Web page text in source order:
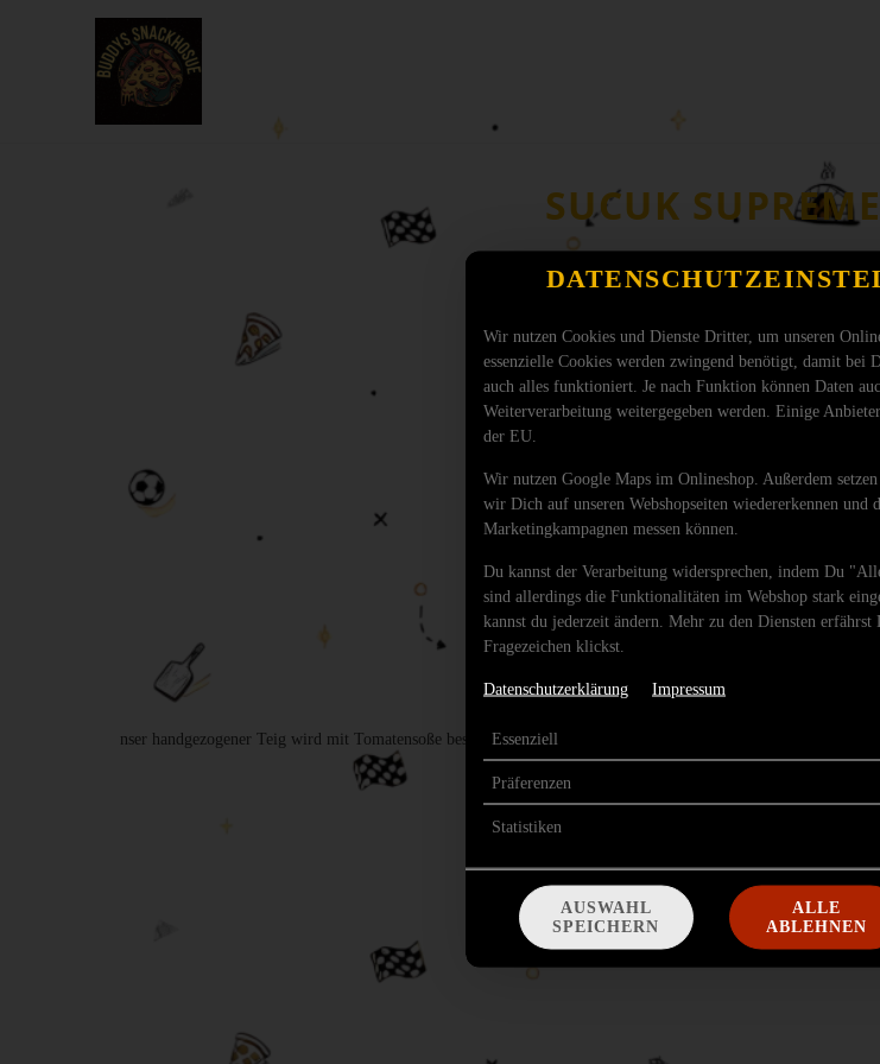
SUCUK
nser handgezogener Teig wird mit Tomatensoße bestrichen und mit würziger Sucuk belegt. Dazu kommen
aus Mozzarella Fior di Latte und Cheddar.
Wir nutzen Cookies und Dienste Dritter, um unseren
essenzielle Cookies werden zwingend benötigt, damit bei
auch alles funktioniert. Je nach Funktion können Daten
Weiterverarbeitung weitergegeben werden. Einige
der EU.
Wir nutzen Google Maps im Onlineshop. Außerdem
wir Dich auf unseren Webshopseiten wiedererkennen und
Marketingkampagnen messen können.
Du kannst der Verarbeitung widersprechen, indem Du
sind allerdings die Funktionalitäten im Webshop stark
kannst du jederzeit ändern. Mehr zu den Diensten
Fragezeichen klickst.
Datenschutzerklärung Impressum
Essenziell
Präferenzen
Statistiken
AUSWAHL
SPEICHERN
ALLE
ABLEHNEN